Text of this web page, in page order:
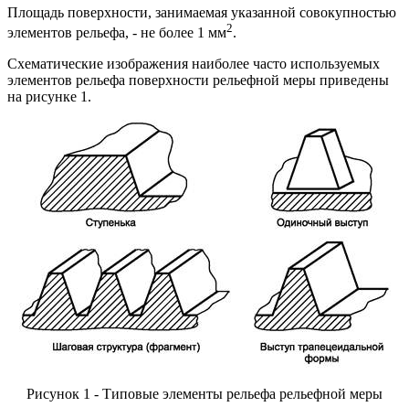
Площадь поверхности, занимаемая указанной совокупностью
элементов рельефа, - не более 1 мм2.
Схематические изображения наиболее часто используемых
элементов рельефа поверхности рельефной меры приведены
на рисунке 1.
Рисунок 1 - Типовые элементы рельефа рельефной меры